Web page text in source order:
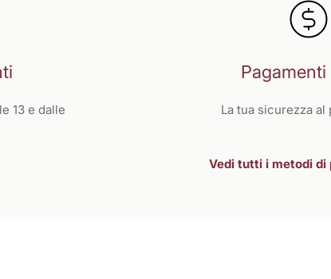
13 e dalle
Pagamenti
La tua sicurezza al
Vedi tutti i metodi di